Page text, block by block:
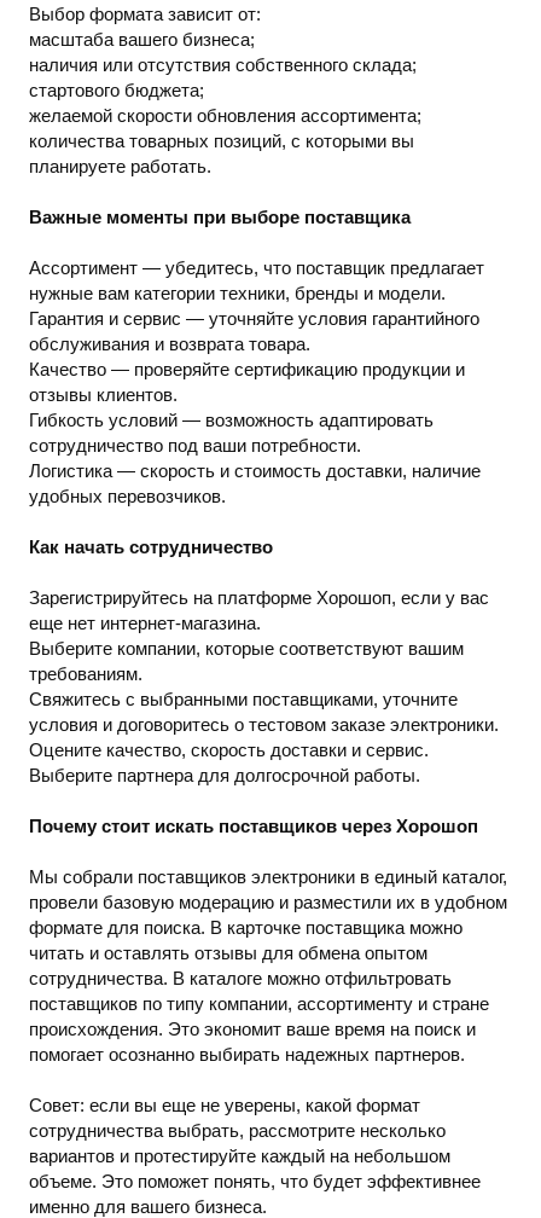
Выбор формата зависит от:
масштаба вашего бизнеса;
наличия или отсутствия собственного склада;
стартового бюджета;
желаемой скорости обновления ассортимента;
количества товарных позиций, с которыми вы
планируете работать.
Важные моменты при выборе поставщика
Ассортимент — убедитесь, что поставщик предлагает
нужные вам категории техники, бренды и модели.
Гарантия и сервис — уточняйте условия гарантийного
обслуживания и возврата товара.
Качество — проверяйте сертификацию продукции и
отзывы клиентов.
Гибкость условий — возможность адаптировать
сотрудничество под ваши потребности.
Логистика — скорость и стоимость доставки, наличие
удобных перевозчиков.
Как начать сотрудничество
Зарегистрируйтесь на платформе Хорошоп, если у вас
еще нет интернет-магазина.
Выберите компании, которые соответствуют вашим
требованиям.
Свяжитесь с выбранными поставщиками, уточните
условия и договоритесь о тестовом заказе электроники.
Оцените качество, скорость доставки и сервис.
Выберите партнера для долгосрочной работы.
Почему стоит искать поставщиков через Хорошоп
Мы собрали поставщиков электроники в единый каталог,
провели базовую модерацию и разместили их в удобном
формате для поиска. В карточке поставщика можно
читать и оставлять отзывы для обмена опытом
сотрудничества. В каталоге можно отфильтровать
поставщиков по типу компании, ассортименту и стране
происхождения. Это экономит ваше время на поиск и
помогает осознанно выбирать надежных партнеров.
Совет: если вы еще не уверены, какой формат
сотрудничества выбрать, рассмотрите несколько
вариантов и протестируйте каждый на небольшом
объеме. Это поможет понять, что будет эффективнее
именно для вашего бизнеса.